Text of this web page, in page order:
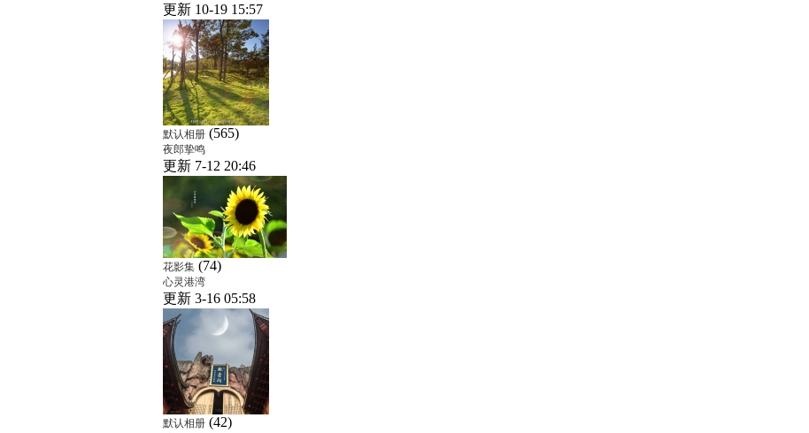
更新 10-19 15:57
默认相册 (565)
夜郎挚鸣
更新 7-12 20:46
花影集 (74)
心灵港湾
更新 3-16 05:58
默认相册 (42)